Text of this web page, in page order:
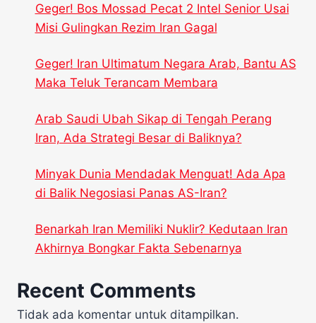
Geger! Bos Mossad Pecat 2 Intel Senior Usai
Misi Gulingkan Rezim Iran Gagal
Geger! Iran Ultimatum Negara Arab, Bantu AS
Maka Teluk Terancam Membara
Arab Saudi Ubah Sikap di Tengah Perang
Iran, Ada Strategi Besar di Baliknya?
Minyak Dunia Mendadak Menguat! Ada Apa
di Balik Negosiasi Panas AS-Iran?
Benarkah Iran Memiliki Nuklir? Kedutaan Iran
Akhirnya Bongkar Fakta Sebenarnya
Recent Comments
Tidak ada komentar untuk ditampilkan.